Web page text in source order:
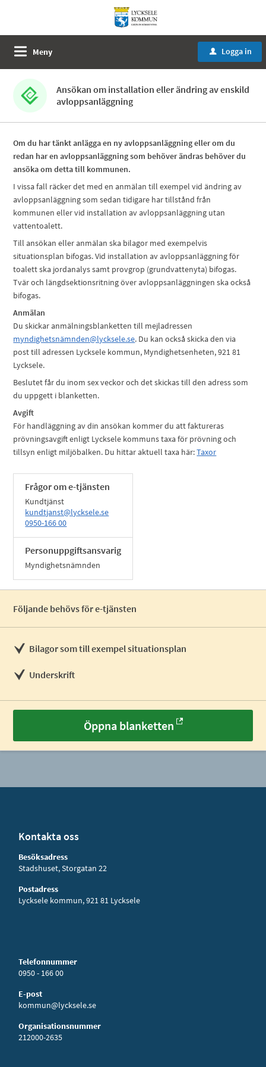
Meny u Logga in
Ansökan om installation eller ändring av enskild
avloppsanläggning
Om du har tänkt anlägga en ny avloppsanläggning eller om du
redan har en avloppsanläggning som behöver ändras behöver du
ansöka om detta till kommunen.
I vissa fall räcker det med en anmälan till exempel vid ändring av
avloppsanläggning som sedan tidigare har tillstånd från
kommunen eller vid installation av avloppsanläggning utan
vattentoalett.
Till ansökan eller anmälan ska bilagor med exempelvis
situationsplan bifogas. Vid installation av avloppsanläggning för
toalett ska jordanalys samt provgrop (grundvattenyta) bifogas.
Tvär och längdsektionsritning över avloppsanläggningen ska också
bifogas.
Anmälan
Du skickar anmälningsblanketten till mejladressen
myndighetsnämnden@lycksele.se. Du kan också skicka den via
post till adressen Lycksele kommun, Myndighetsenheten, 921 81
Lycksele.
Beslutet får du inom sex veckor och det skickas till den adress som
du uppgett i blanketten.
Avgift
För handläggning av din ansökan kommer du att faktureras
prövningsavgift enligt Lycksele kommuns taxa för prövning och
tillsyn enligt miljöbalken. Du hittar aktuell taxa här:Taxor
Frågor om e-tjänsten
Kundtjänst
kundtjanst@lycksele.se
0950-166 00
Personuppgiftsansvarig
Myndighetsnämnden
Följande behövs för e-tjänsten
Bilagor som till exempel situationsplan
Underskrift
Öppna blanketten
Kontakta oss
Besöksadress
Stadshuset, Storgatan 22
Postadress
Lycksele kommun, 921 81 Lycksele
Telefonnummer
0950 - 166 00
E-post
kommun@lycksele.se
Organisationsnummer
212000-2635